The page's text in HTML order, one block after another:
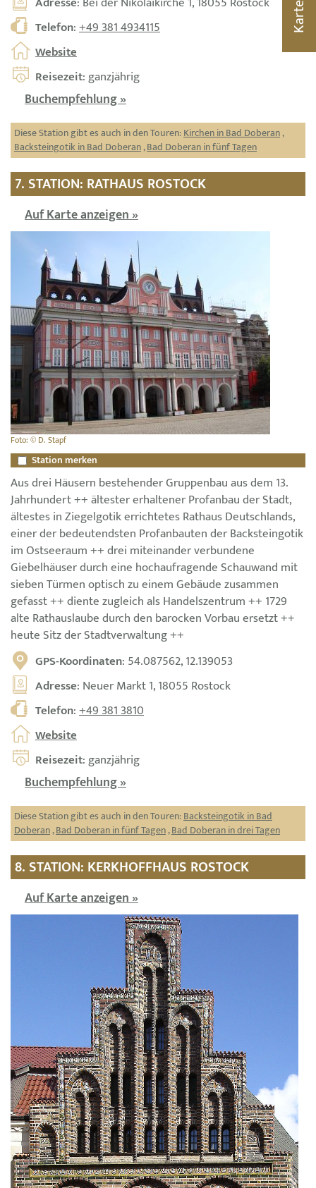
Telefon:+49 381 4934115
Website
Reisezeit: ganzjährig
Buchempfehlung »
Diese Station gibt es auch in den Touren:Kirchen in Bad Doberan,
Backsteingotik in Bad Doberan,Bad Doberan in fünf Tagen
7. STATION: RATHAUS ROSTOCK
Auf Karte anzeigen »
Foto: © D. Stapf
Station merken
Aus drei Häusern bestehender Gruppenbau aus dem 13.
Jahrhundert ++ ältester erhaltener Profanbau der Stadt,
ältestes in Ziegelgotik errichtetes Rathaus Deutschlands,
einer der bedeutendsten Profanbauten der Backsteingotik
im Ostseeraum ++ drei miteinander verbundene
Giebelhäuser durch eine hochaufragende Schauwand mit
sieben Türmen optisch zu einem Gebäude zusammen
gefasst ++ diente zugleich als Handelszentrum ++ 1729
alte Rathauslaube durch den barocken Vorbau ersetzt ++
heute Sitz der Stadtverwaltung ++
GPS-Koordinaten: 54.087562, 12.139053
Adresse: Neuer Markt 1, 18055 Rostock
Telefon:+49 381 3810
Website
Reisezeit: ganzjährig
Buchempfehlung »
Diese Station gibt es auch in den Touren:Backsteingotik in Bad
Doberan,Bad Doberan in fünf Tagen,Bad Doberan in drei Tagen
8. STATION: KERKHOFFHAUS ROSTOCK
Auf Karte anzeigen »
Karte